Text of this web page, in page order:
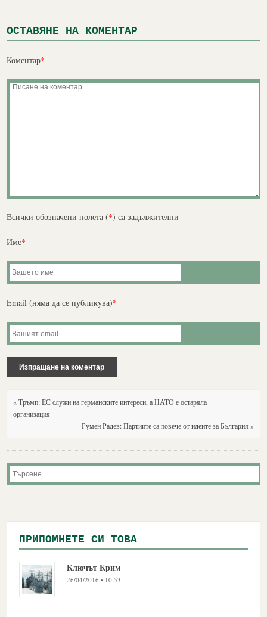
ОСТАВЯНЕ НА КОМЕНТАР
Коментар*
Всички обозначени полета (*) са задължителни
Име*
Email (няма да се публикува)*
« Тръмп: ЕС служи на германските интереси, а НАТО е остаряла
организация
Румен Радев: Партиите са повече от идеите за България »
ПРИПОМНЕТЕ СИ ТОВА
Ключът Крим
26/04/2016 • 10:53